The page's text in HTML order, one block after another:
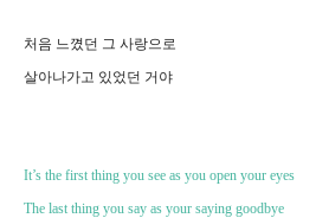
처음 느꼈던 그 사랑으로
살아나가고 있었던 거야
It’s the first thing you see as you open your eyes
The last thing you say as your saying goodbye